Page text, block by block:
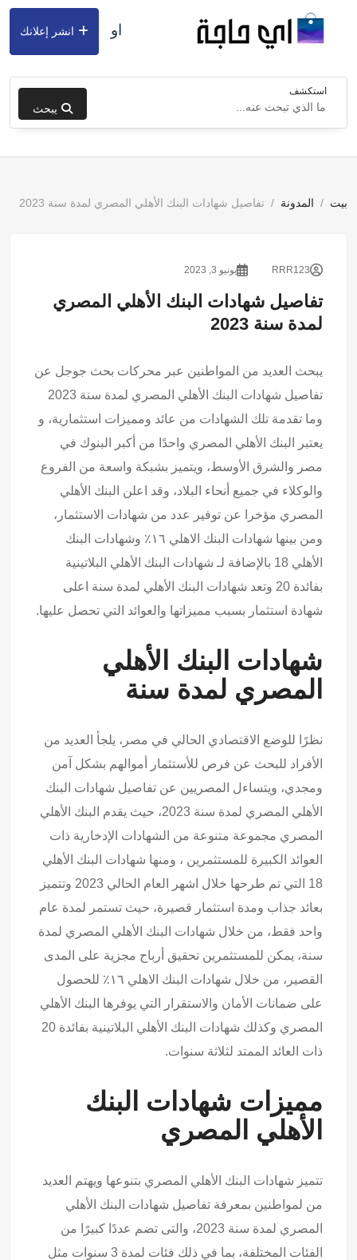
استكشف
يبحث
او انشر إعلانك
بيت المدونة تفاصيل شهادات البنك الأهلي المصري لمدة سنة 2023
RRR123 يونيو 3, 2023
تفاصيل شهادات البنك الأهلي المصري
لمدة سنة 2023
يبحث العديد من المواطنين عبر محركات بحث جوجل عن
تفاصيل شهادات البنك الأهلي المصري لمدة سنة 2023
وما تقدمة تلك الشهادات من عائد ومميزات استثمارية، و
يعتبر البنك الأهلي المصري واحدًا من أكبر البنوك في
مصر والشرق الأوسط، ويتميز بشبكة واسعة من الفروع
والوكلاء في جميع أنحاء البلاد، وقد اعلن البنك الأهلي
المصري مؤخرا عن توفير عدد من شهادات الاستثمار،
ومن بينها شهادات البنك الاهلي ١٦٪ وشهادات البنك
الأهلي 18 بالإضافة لـ شهادات البنك الأهلي البلاتينية
بفائدة 20 وتعد شهادات البنك الأهلي لمدة سنة اعلى
شهادة استثمار بسبب مميزاتها والعوائد التي تحصل عليها.
شهادات البنك الأهلي
المصري لمدة سنة
نظرًا للوضع الاقتصادي الحالي في مصر، يلجأ العديد من
الأفراد للبحث عن فرص للأستثمار أموالهم بشكل آمن
ومجدي، ويتساءل المصريين عن تفاصيل شهادات البنك
الأهلي المصري لمدة سنة 2023، حيث يقدم البنك الأهلي
المصري مجموعة متنوعة من الشهادات الإدخارية ذات
العوائد الكبيرة للمستثمرين ، ومنها شهادات البنك الأهلي
18 التي تم طرحها خلال اشهر العام الحالي 2023 وتتميز
بعائد جذاب ومدة استثمار قصيرة، حيث تستمر لمدة عام
واحد فقط، من خلال شهادات البنك الأهلي المصري لمدة
سنة، يمكن للمستثمرين تحقيق أرباح مجزية على المدى
القصير، من خلال شهادات البنك الاهلي ١٦٪ للحصول
على ضمانات الأمان والاستقرار التي يوفرها البنك الأهلي
المصري وكذلك شهادات البنك الأهلي البلاتينية بفائدة 20
ذات العائد الممتد لثلاثة سنوات.
مميزات شهادات البنك
الأهلي المصري
تتميز شهادات البنك الأهلي المصري بتنوعها ويهتم العديد
من لمواطنين بمعرفة تفاصيل شهادات البنك الأهلي
المصري لمدة سنة 2023، والتى تضم عددًا كبيرًا من
الفئات المختلفة، بما في ذلك فئات لمدة 3 سنوات مثل